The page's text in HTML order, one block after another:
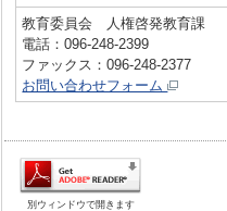
教育委員会 人権啓発教育課
電話：096-248-2399
ファックス：096-248-2377
お問い合わせフォーム
別ウィンドウで開きます